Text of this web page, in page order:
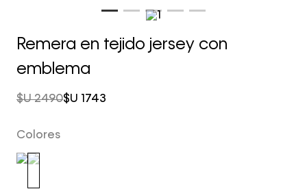
Remera en tejido jersey con
emblema
$U 1743
$U 2490
Colores